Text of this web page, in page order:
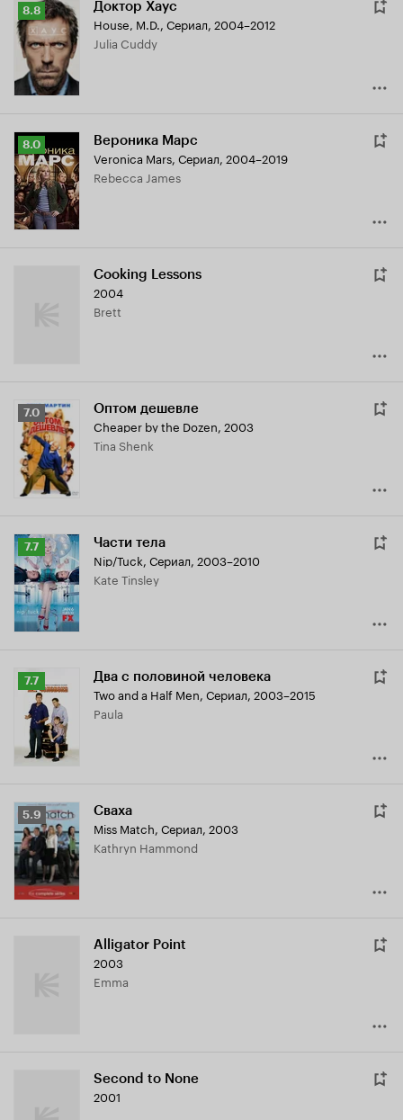
Рейтинг
Кинопоиска
8.8
8.8 Доктор Хаус
House, M.D., Сериал, 2004–2012
Julia Cuddy
Рейтинг
Кинопоиска
8.0
8.0 Вероника Марс
Veronica Mars, Сериал, 2004–2019
Rebecca James
Cooking Lessons
2004
Brett
Рейтинг
Кинопоиска
7.0
7.0 Оптом дешевле
Cheaper by the Dozen, 2003
Tina Shenk
Рейтинг
Кинопоиска
7.7
7.7 Части тела
Nip/Tuck, Сериал, 2003–2010
Kate Tinsley
Рейтинг
Кинопоиска
7.7
7.7 Два с половиной человека
Two and a Half Men, Сериал, 2003–2015
Paula
Рейтинг
Кинопоиска
5.9
5.9 Сваха
Miss Match, Сериал, 2003
Kathryn Hammond
Alligator Point
2003
Emma
Second to None
2001